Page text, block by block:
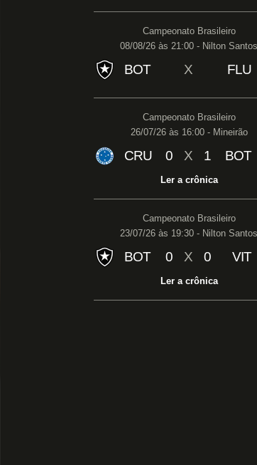
Campeonato Brasileiro
08/08/26 às 21:00 - Nilton Santos
BOT X FLU
Campeonato Brasileiro
26/07/26 às 16:00 - Mineirão
CRU 0 X 1 BOT
Ler a crônica
Campeonato Brasileiro
23/07/26 às 19:30 - Nilton Santos
BOT 0 X 0 VIT
Ler a crônica